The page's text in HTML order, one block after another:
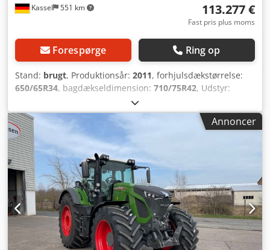
Kassel 551 km 113.277 €
Fast pris plus moms
Forespørge Ring op
Stand: brugt, Produktionsår: 2011, forhjulsdækstørrelse:
650/65R34, bagdækseldimension: 710/75R42, Udstyr:
, Super komfortsæde Evolution
Belastningsvægt baghjul Returløb bag / trykløs / Cjdpfx
Afjtlr A Tjuoha
Annoncer